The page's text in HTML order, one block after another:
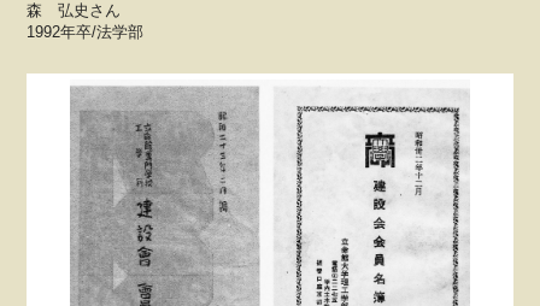
森 弘史さん
1992年卒/法学部